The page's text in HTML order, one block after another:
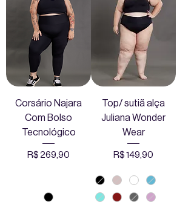
Corsário Najara
Com Bolso
Tecnológico
Preço
R$ 269,90
Top/ sutiã alça
Juliana Wonder
Wear
Preço
R$ 149,90